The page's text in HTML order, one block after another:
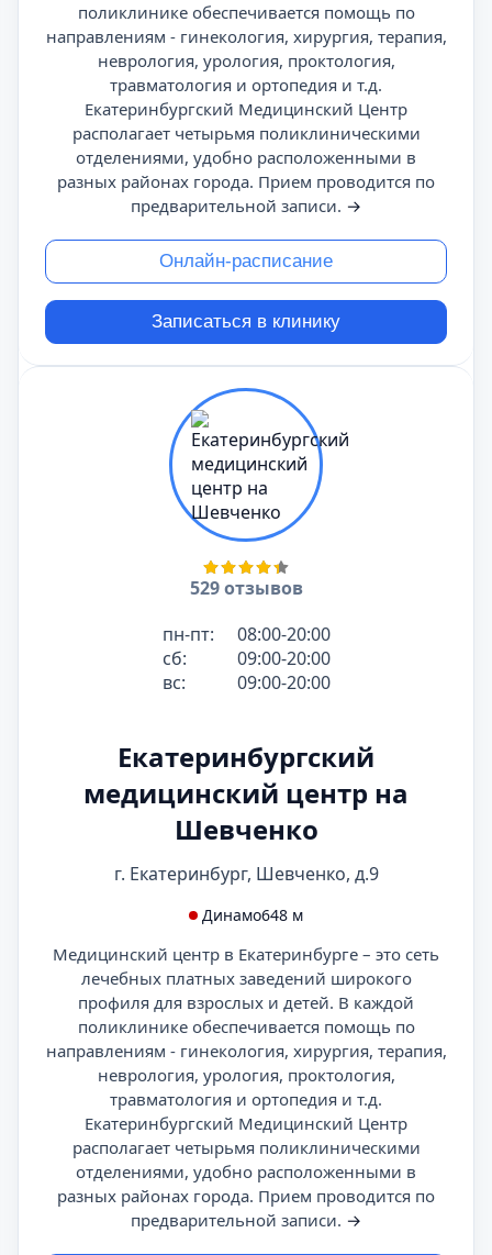
поликлинике обеспечивается помощь по
направлениям - гинекология, хирургия, терапия,
неврология, урология, проктология,
травматология и ортопедия и т.д.
Екатеринбургский Медицинский Центр
располагает четырьмя поликлиническими
отделениями, удобно расположенными в
разных районах города. Прием проводится по
предварительной записи. →
Онлайн-расписание
Записаться в клинику
529 отзывов
пн-пт:
08:00-20:00
сб:
09:00-20:00
вс:
09:00-20:00
Екатеринбургский
медицинский центр на
Шевченко
г. Екатеринбург, Шевченко, д.9
Динамо648 м
Медицинский центр в Екатеринбурге – это сеть
лечебных платных заведений широкого
профиля для взрослых и детей. В каждой
поликлинике обеспечивается помощь по
направлениям - гинекология, хирургия, терапия,
неврология, урология, проктология,
травматология и ортопедия и т.д.
Екатеринбургский Медицинский Центр
располагает четырьмя поликлиническими
отделениями, удобно расположенными в
разных районах города. Прием проводится по
предварительной записи. →